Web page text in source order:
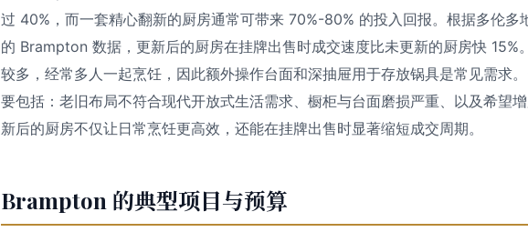
过 40%，而一套精心翻新的厨房通常可带来 70%-80% 的投入回报。根据多伦多
的 Brampton 数据，更新后的厨房在挂牌出售时成交速度比未更新的厨房快 15%
较多，经常多人一起烹饪，因此额外操作台面和深抽屉用于存放锅具是常见需求
要包括：老旧布局不符合现代开放式生活需求、橱柜与台面磨损严重、以及希望
新后的厨房不仅让日常烹饪更高效，还能在挂牌出售时显著缩短成交周期。
Brampton 的典型项目与预算